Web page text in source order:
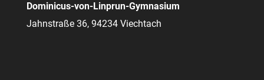
Dominicus-von-Linprun-Gymnasium
Jahnstraße 36, 94234 Viechtach